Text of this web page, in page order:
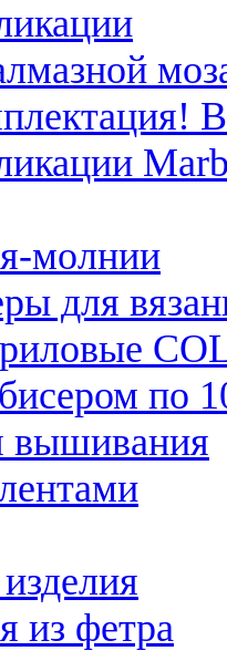
молнии
для
по
вышивания
из фетра